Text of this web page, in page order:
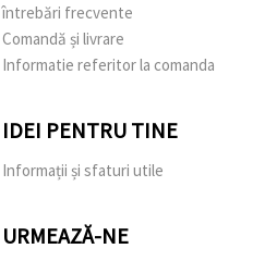
întrebări frecvente
Comandă și livrare
Informatie referitor la comanda
IDEI PENTRU TINE
Informații și sfaturi utile
URMEAZĂ-NE